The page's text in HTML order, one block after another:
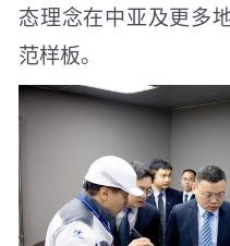
态理念在中亚及更多
范样板。